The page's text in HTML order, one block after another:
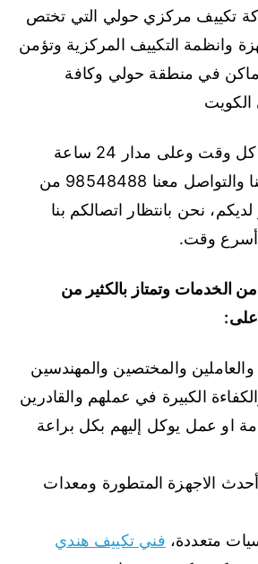
تكييف مركزي حولي التي تختص
وانظمة التكييف المركزية وتؤمن
في منطقة حولي وكافة
الكويت
اعمالنا متوافرة في كل وقت وعلى مدار 24 ساعة
وبإمكانكم الاتصال بنا والتواصل معنا 98548488 من
نحن بانتظار اتصالكم بنا
وقت.
الخدمات وتمتاز بالكثير من
والعاملين والمختصين والمهندسين
الكبيرة في عملهم والقادرين
او عمل يوكل إليهم بكل براعة
الاجهزة المتطورة ومعدات
متعددة، فني تكييف هندي